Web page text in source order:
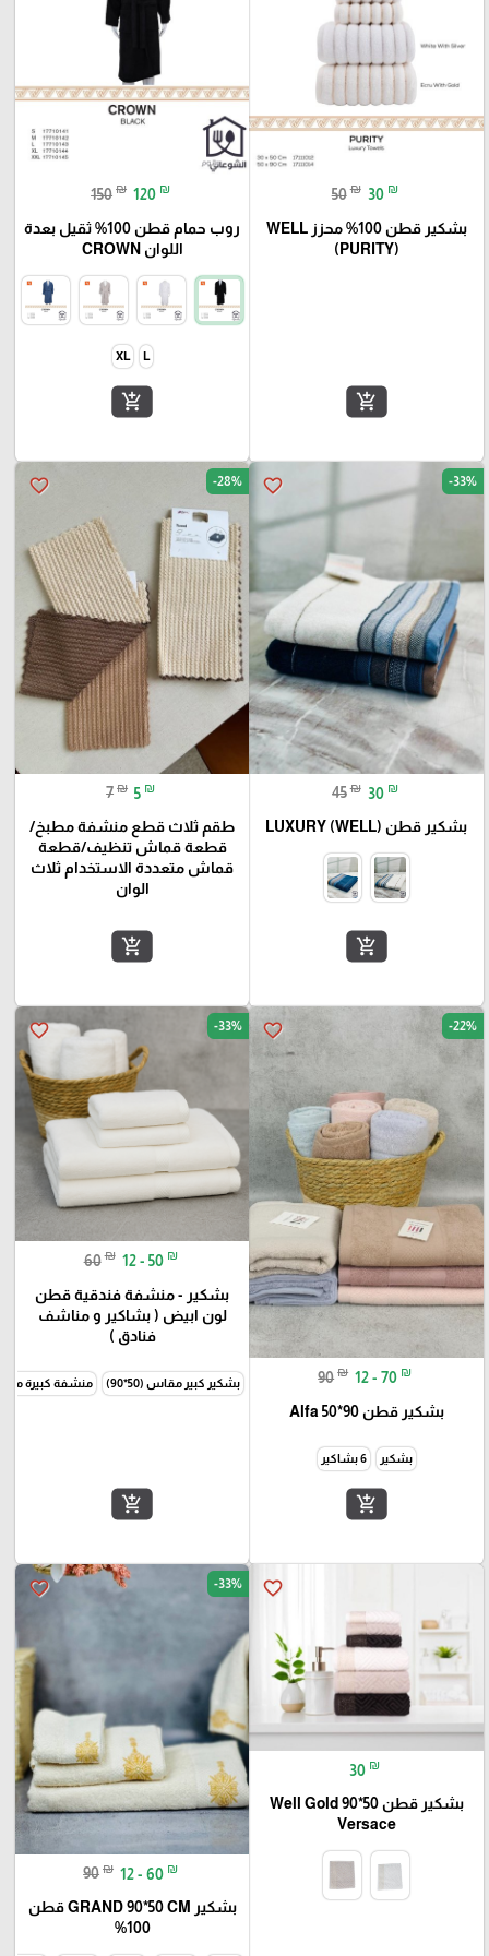
50 ₪ 30 ₪
بشكير قطن 100% محزز WELL
(PURITY)
add_shopping_cart
150 ₪ 120 ₪
روب حمام قطن 100% ثقيل بعدة
اللوان CROWN
L
XL
add_shopping_cart
favorite_border -33%
45 ₪ 30 ₪
بشكير قطن LUXURY (WELL)
add_shopping_cart
favorite_border -28%
7 ₪ 5 ₪
طقم ثلاث قطع منشفة مطبخ/
قطعة قماش تنظيف/قطعة
قماش متعددة الاستخدام ثلاث
الوان
add_shopping_cart
favorite_border -22%
90 ₪ 12 - 70 ₪
بشكير قطن 90*50 Alfa
بشكير 6 بشاكير
add_shopping_cart
favorite_border -33%
60 ₪ 12 - 50 ₪
بشكير - منشفة فندقية قطن
لون ابيض ( بشاكير و مناشف
فنادق )
بشكير كبير مقاس (50*90) منشفة كبيرة مقاس
add_shopping_cart
favorite_border
30 ₪
بشكير قطن 50*90 Well Gold
Versace
favorite_border -33%
90 ₪ 12 - 60 ₪
بشكير GRAND 90*50 CM قطن
100%